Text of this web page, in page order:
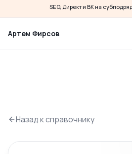
SEO, Директ и ВК на
Артем Фирсов
Назад к справочнику